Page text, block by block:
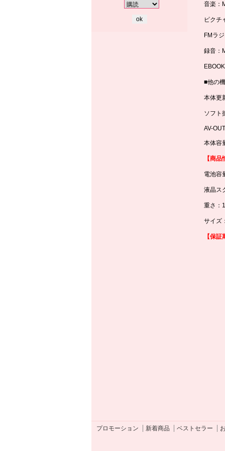
音楽：
ピクチ
FMラ
録音：
■他の
本体更
ソフト
AV-OUT
本体容
【商
電池容
液晶ス
重さ：
サイズ
【保
プロモーション 新着商品 ベストセラー